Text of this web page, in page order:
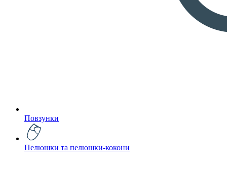
Повзунки
Пелюшки та пелюшки-кокони